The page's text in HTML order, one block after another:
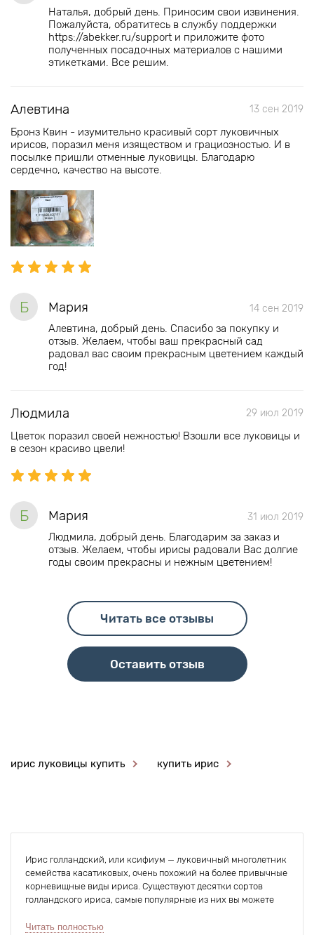
Наталья, добрый день. Приносим свои извинения.
Пожалуйста, обратитесь в службу поддержки
https://abekker.ru/support и приложите фото
полученных посадочных материалов с нашими
этикетками. Все решим.
Алевтина 13 сен 2019
Бронз Квин - изумительно красивый сорт луковичных
ирисов, поразил меня изяществом и грациозностью. И в
посылке пришли отменные луковицы. Благодарю
сердечно, качество на высоте.
Б Мария 14 сен 2019
Алевтина, добрый день. Спасибо за покупку и
отзыв. Желаем, чтобы ваш прекрасный сад
радовал вас своим прекрасным цветением каждый
год!
Людмила 29 июл 2019
Цветок поразил своей нежностью! Взошли все луковицы и
в сезон красиво цвели!
Б Мария 31 июл 2019
Людмила, добрый день. Благодарим за заказ и
отзыв. Желаем, чтобы ирисы радовали Вас долгие
годы своим прекрасны и нежным цветением!
Читать все отзывы
Оставить отзыв
ирис луковицы купить купить ирис
Ирис голландский, или ксифиум — луковичный многолетник
семейства касатиковых, очень похожий на более привычные
корневищные виды ириса. Существуют десятки сортов
голландского ириса, самые популярные из них вы можете
этого растения?
Читать полностью